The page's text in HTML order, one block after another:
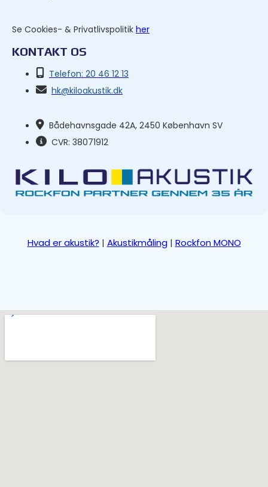
KONTAKT OS
Telefon: 20 46 12 13
hk@kiloakustik.dk
Bådehavnsgade 42A, 2450 København SV
CVR: 38071912
Se Cookies- & Privatlivspolitik her
Hvad er akustik? | Akustikmåling| Rockfon MONO